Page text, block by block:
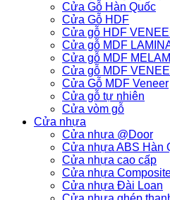
Cửa Gỗ Hàn Quốc
Cửa Gỗ HDF
Cửa gỗ HDF
Cửa gỗ MDF
Cửa gỗ MDF
Cửa gỗ MDF
Cửa Gỗ MDF Veneer
Cửa gỗ tự nhiên
Cửa vòm gỗ
Cửa nhựa
Cửa nhựa @Door
Cửa nhựa ABS Hàn
Cửa nhựa cao cấp
Cửa nhựa
Cửa nhựa Đài Loan